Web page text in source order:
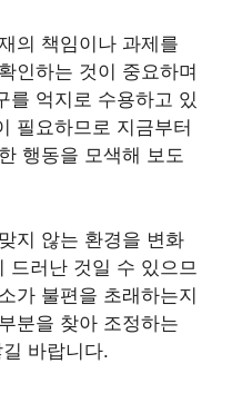
의 책임이나 과제를
인하는 것이 중요하며
를 억지로 수용하고 있
필요하므로 지금부터
행동을 모색해 보도
지 않는 환경을 변화
드러난 것일 수 있으므
가 불편을 초래하는지
분을 찾아 조정하는
바랍니다.